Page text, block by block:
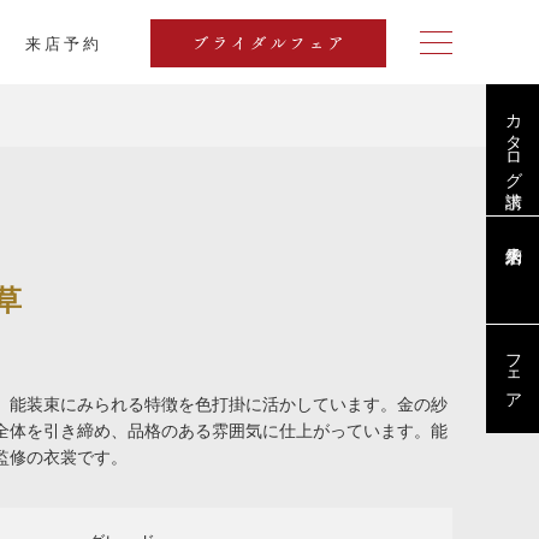
来店予約 ブライダルフェア
カタログ請求
フェア
能装束にみられる特徴を色打掛に活かしています。金の紗
体を引き締め、品格のある雰囲気に仕上がっています。能
修の衣裳です。